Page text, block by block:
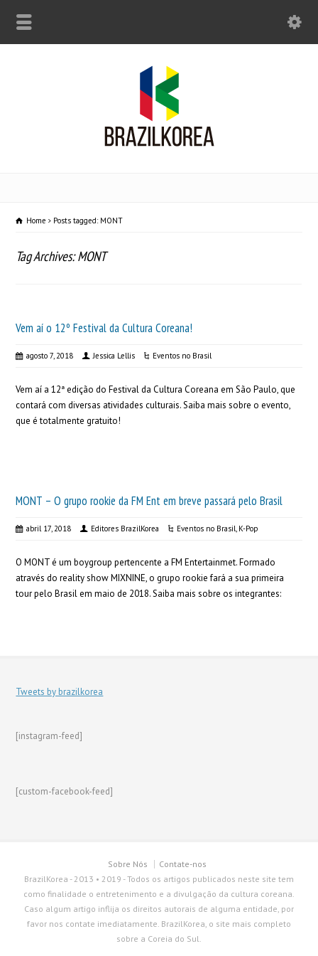
Home Posts tagged: MONT
Tag Archives: MONT
Vem aí o 12º Festival da Cultura Coreana!
agosto 7, 2018 Jessica Lellis Eventos no Brasil
Vem aí a 12ª edição do Festival da Cultura Coreana em São Paulo, que
contará com diversas atividades culturais. Saiba mais sobre o evento,
que é totalmente gratuito!
MONT – O grupo rookie da FM Ent em breve passará pelo Brasil
abril 17, 2018 Editores BrazilKorea Eventos no Brasil, K-Pop
O MONT é um boygroup pertencente a FM Entertainmet. Formado
através do reality show MIXNINE, o grupo rookie fará a sua primeira
tour pelo Brasil em maio de 2018. Saiba mais sobre os integrantes:
Tweets by brazilkorea
[instagram-feed]
[custom-facebook-feed]
Sobre Nós
Contate-nos
BrazilKorea - 2013 • 2019 - Todos os artigos publicados neste site tem
como finalidade o entretenimento e a divulgação da cultura coreana.
Caso algum artigo inflija os direitos autorais de alguma entidade, por
favor nos contate imediatamente. BrazilKorea, o site mais completo
sobre a Coreia do Sul.